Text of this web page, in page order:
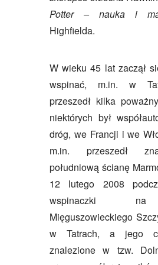
Potter – nauka i
Highfielda.
W wieku 45 lat zaczął
wspinać, m.in. w
przeszedł kilka
niektórych był
dróg, we Francji i we
m.in. przeszedł
południową ścianę
12 lutego 2008
wspinaczki
Mięguszowieckiego
w Tatrach, a jego
znalezione w tzw.